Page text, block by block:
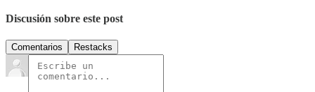
Discusión sobre este post
Comentarios Restacks